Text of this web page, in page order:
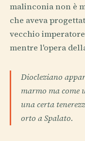
malinconia non è
che aveva
vecchio
mentre l'opera
Diocleziano
marmo ma come
una certa
orto a Spalato.